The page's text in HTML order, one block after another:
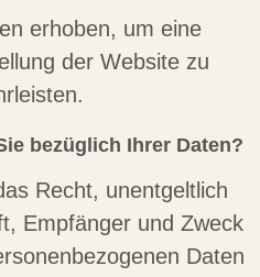
erhoben, um eine
der Website zu
bezüglich Ihrer Daten?
Recht, unentgeltlich
Empfänger und Zweck
Daten